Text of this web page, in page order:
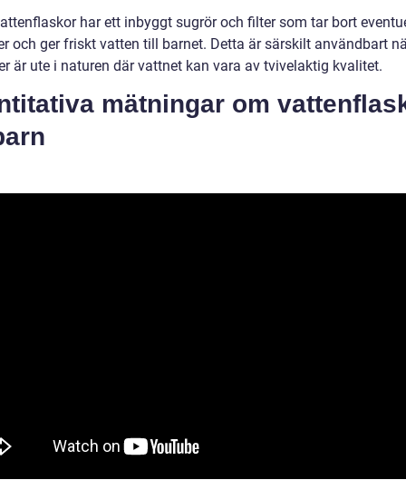
har ett inbyggt sugrör och filter som tar bort
och ger friskt vatten till barnet. Detta är särskilt användbart
är ute i naturen där vattnet kan vara av tvivelaktig kvalitet.
mätningar om